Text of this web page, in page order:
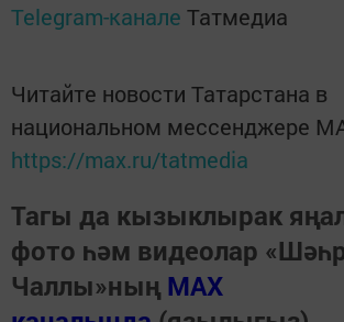
Telegram-канале Татмедиа
Читайте новости Татарстана в
национальном мессенджере
https://max.ru/tatmedia
Тагы да кызыклырак
фото һәм видеолар
Чаллы»ның MAX